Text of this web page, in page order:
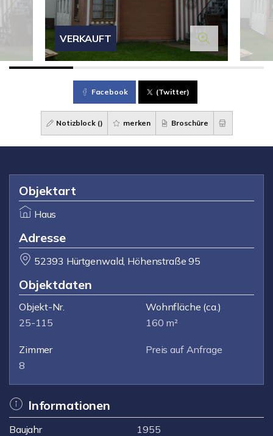
VERKAUFT
Facebook (Twitter)
Notizblock () merken Broschüre
Objektart
Haus
Adresse
52393 Hürtgenwald, Höhenstraße 95
Objektdaten
Objekt-Nr.
25-115
Wohnfläche (ca.)
160 m²
Zimmer
8
Preis auf Anfrage
Informationen
Baujahr
1955